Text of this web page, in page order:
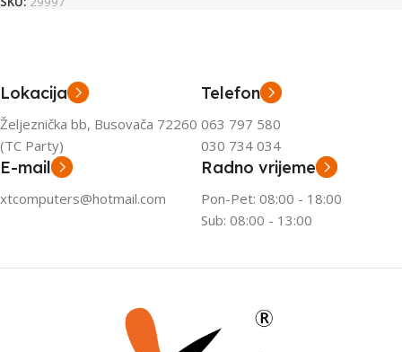
Lokacija
Željeznička bb, Busovača 72260
(TC Party)
Telefon
063 797 580
030 734 034
E-mail
xtcomputers@hotmail.com
Radno vrijeme
Pon-Pet: 08:00 - 18:00
Sub: 08:00 - 13:00